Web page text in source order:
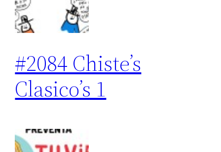
#2084 Chiste’s
Clasico’s 1